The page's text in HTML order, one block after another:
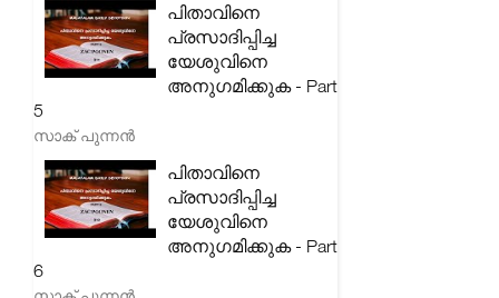
പിതാവിനെ
പ്രസാദിപ്പിച്ച
യേശുവിനെ
അനുഗമിക്കുക - Part
5
സാക് പുന്നൻ
പിതാവിനെ
പ്രസാദിപ്പിച്ച
യേശുവിനെ
അനുഗമിക്കുക - Part
6